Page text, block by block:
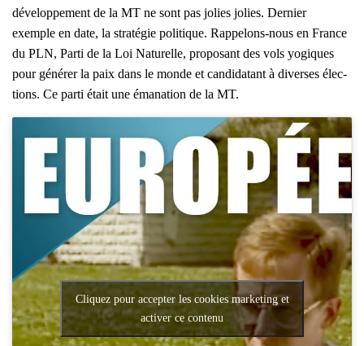
déve­lop­pe­ment de la MT ne sont pas jolies jolies. Der­nier
exemple en date, la stra­té­gie poli­tique. Rap­pe­lons-nous en France
du PLN, Par­ti de la Loi Natu­relle, pro­po­sant des vols yogiques
pour géné­rer la paix dans le monde et can­di­da­tant à diverses élec­
tions. Ce par­ti était une éma­na­tion de la MT.
Cliquez pour accepter les cookies marketing et
activer ce contenu